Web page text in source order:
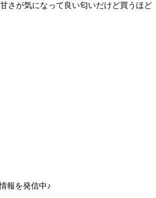
さが気になって良い匂いだけど買うほど
報を発信中♪